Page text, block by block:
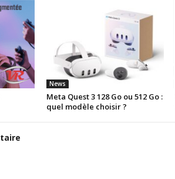
News
Meta Quest 3 128 Go ou 512 Go :
quel modèle choisir ?